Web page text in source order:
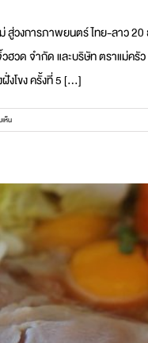
ม่ สู่วงการภาพยนตร์ ไทย-ลา
ฮวด จำกัด และบริษัท ตราแม่ค
งโขง ครั้งที่ 5 [...]
ห็นบน
ตรา
รุ่น
วงการ
ไทย-
ลาว